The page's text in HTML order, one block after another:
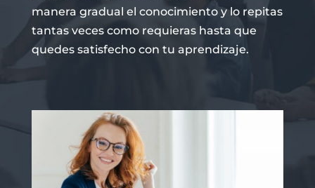
manera gradual el conocimiento y lo repitas
tantas veces como requieras hasta que
quedes satisfecho con tu aprendizaje.